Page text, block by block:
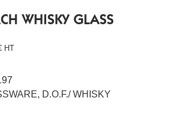
WHISKY GLASS
HT
, D.O.F./ WHISKY